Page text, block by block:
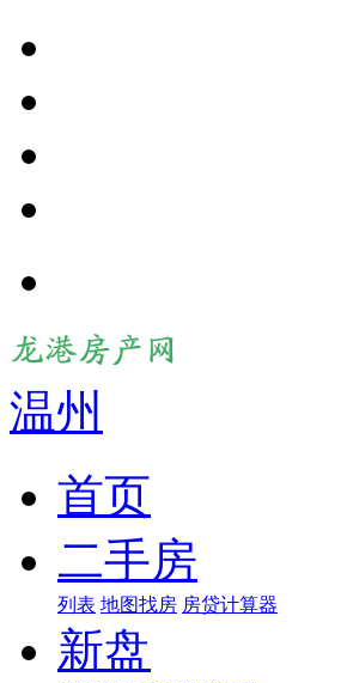
温州
首页
二手房
列表 地图找房 房贷计算器
新盘